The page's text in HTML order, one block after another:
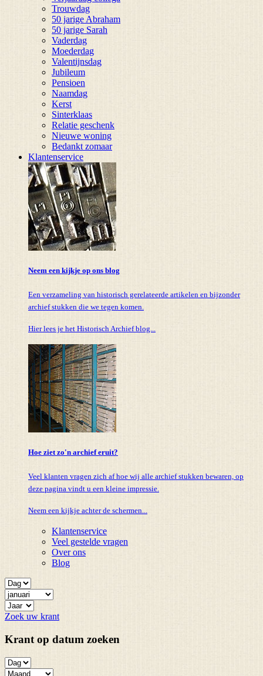
Trouwdag
50 jarige Abraham
50 jarige Sarah
Vaderdag
Moederdag
Valentijnsdag
Jubileum
Pensioen
Naamdag
Kerst
Sinterklaas
Relatie geschenk
Nieuwe woning
Bedankt zomaar
Klantenservice
Neem een kijkje op ons blog
Een verzameling van historisch gerelateerde artikelen en bijzonder
archief stukken die we tegen komen.
Hier lees je het Historisch Archief blog...
Hoe ziet zo'n archief eruit?
Veel klanten vragen zich af hoe wij alle archief stukken bewaren, op
deze pagina vindt u een kleine impressie.
Neem een kijkje achter de schermen...
Klantenservice
Veel gestelde vragen
Over ons
Blog
Zoek uw krant
Krant op datum zoeken